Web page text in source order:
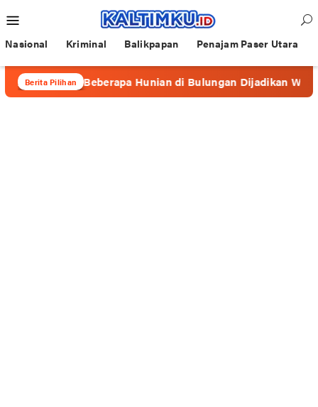
ke
kontenMobile
Nasional Kriminal Balikpapan Penajam Paser Utara
Berita Pilihan
“Cafe”, Beberapa Hunian di Bulungan Dijadikan Wadah